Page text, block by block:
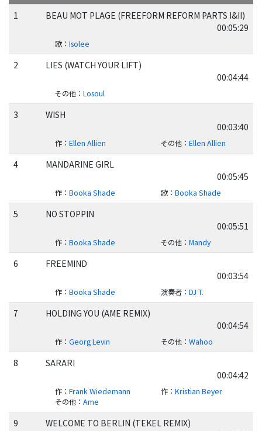
1
BEAU MOT PLAGE (FREEFORM REFORM PARTS I&II)
00:05:29
歌： Isolee
2
LIES (WATCH YOUR LIFT)
00:04:44
その他： Losoul
3
WISH
00:03:40
作： Ellen Allien その他： Ellen Allien
4
MANDARINE GIRL
00:05:45
作： Booka Shade 歌： Booka Shade
5
NO STOPPIN
00:05:51
作： Booka Shade その他： Mandy
6
FREEMIND
00:03:54
作： Booka Shade 演奏者： DJ T.
7
HOLDING YOU (AME REMIX)
00:04:54
作： Georg Levin その他： Wahoo
8
SARARI
00:04:42
作： Frank Wiedemann 作： Kristian Beyer
その他： Ame
9
WELCOME TO BERLIN (TEKEL REMIX)